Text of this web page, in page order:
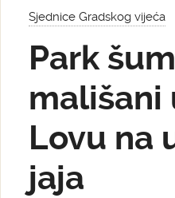
Sjednice Gradskog vijeća
Park
mališani
Lovu na
jaja